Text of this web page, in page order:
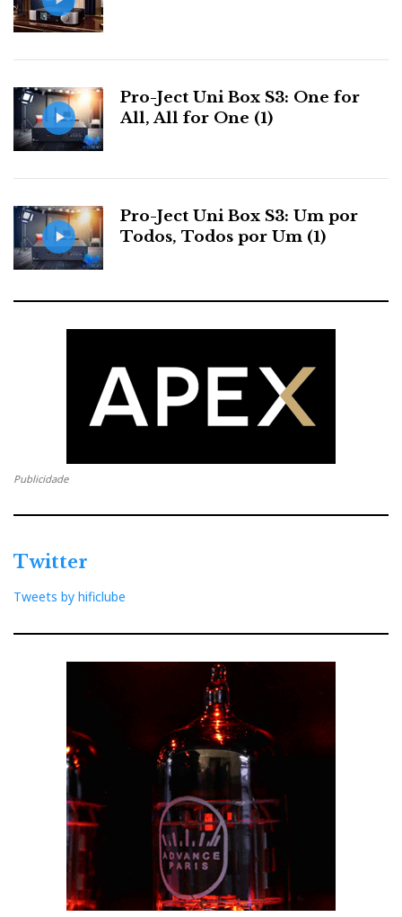
Pro-Ject Uni Box S3: One for
All, All for One (1)
Pro-Ject Uni Box S3: Um por
Todos, Todos por Um (1)
Publicidade
Twitter
Tweets by hificlube